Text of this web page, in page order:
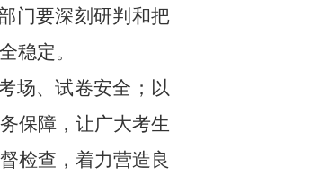
门要深刻研判和把
稳定。
场、试卷安全；以
保障，让广大考生
检查，着力营造良